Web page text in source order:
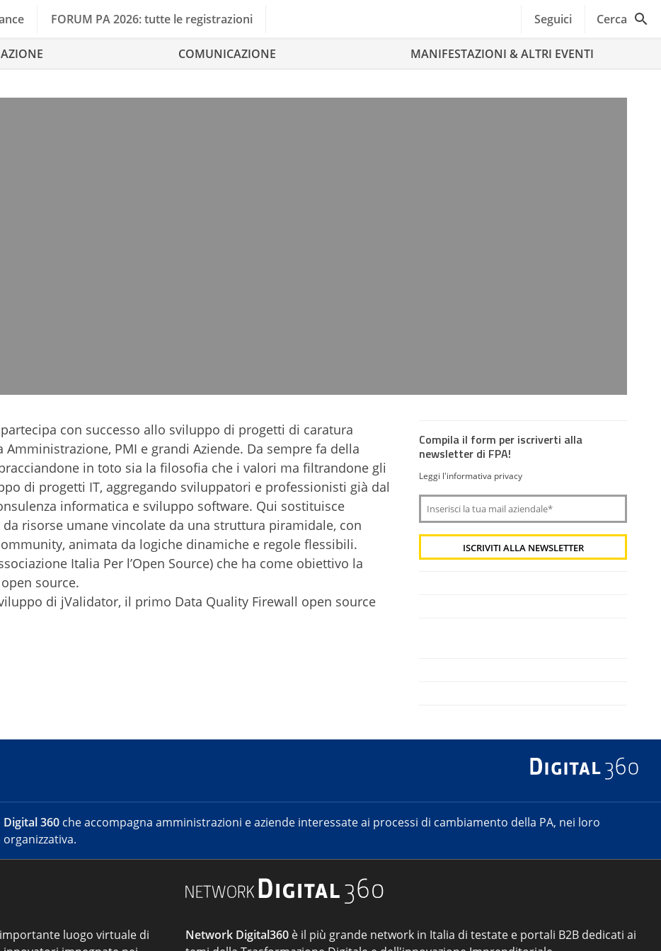
FORUM PA 2026: tutte le registrazioni Seguici Cerca
COMUNICAZIONE MANIFESTAZIONI & ALTRI EVENTI
con successo allo sviluppo di progetti di caratura
PMI e grandi Aziende. Da sempre fa della
in toto sia la filosofia che i valori ma filtrandone gli
di progetti IT, aggregando sviluppatori e professionisti già dal
informatica e sviluppo software. Qui sostituisce
da risorse umane vincolate da una struttura piramidale, con
animata da logiche dinamiche e regole flessibili.
Italia Per l’Open Source) che ha come obiettivo la
source.
di jValidator, il primo Data Quality Firewall open source
Compila il form per iscriverti alla
newsletter di FPA!
Leggi l'informativa privacy
360 che accompagna amministrazioni e aziende interessate ai processi di cambiamento della PA, nei loro
luogo virtuale di
Network Digital360 è il più grande network in Italia di testate e portali B2B dedicati ai